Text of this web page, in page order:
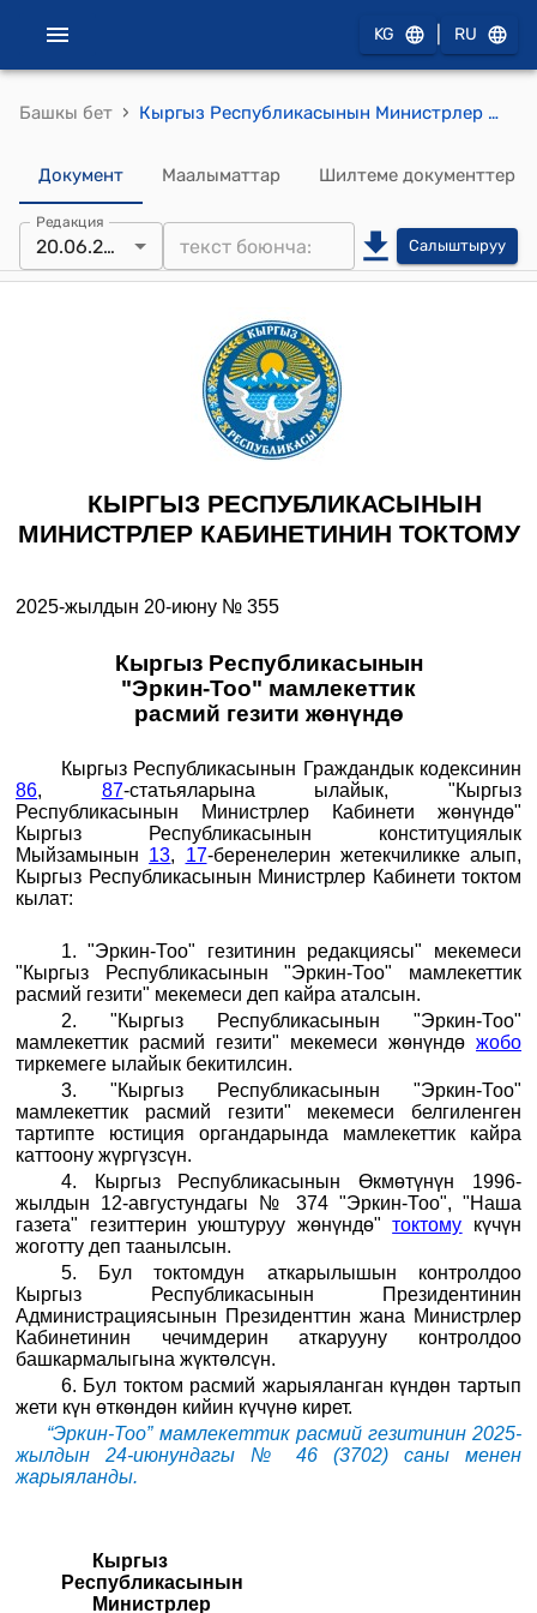
KG RU
Башкы бет › Кыргыз Республикасынын Министрлер Кабинетинин 2025-жылдын 20-июнундагы № 355 "Кыргыз Республикасынын "Эркин-Тоо" мамлекеттик расмий гезити жөнүндө" токтому
Документ Маалыматтар Шилтеме документтер
Редакция
20.06.2025 Салыштыруу